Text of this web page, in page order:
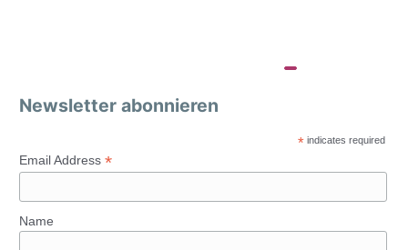
Newsletter abonnieren
* indicates required
Email Address *
Name